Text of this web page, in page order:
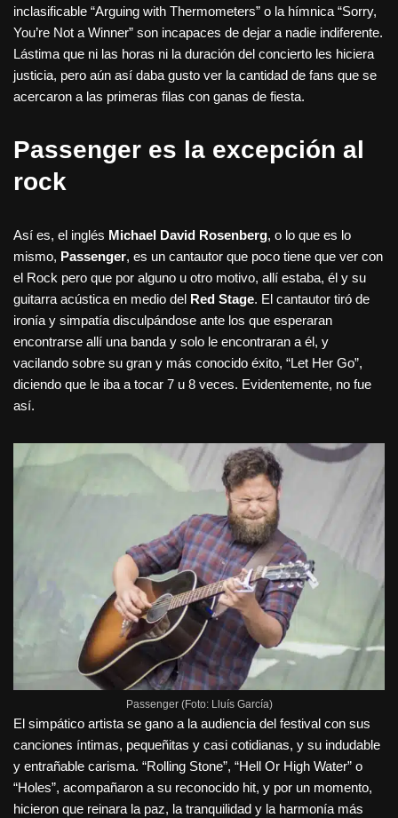
inclasificable “Arguing with Thermometers” o la hímnica “Sorry,
You’re Not a Winner” son incapaces de dejar a nadie indiferente.
Lástima que ni las horas ni la duración del concierto les hiciera
justicia, pero aún así daba gusto ver la cantidad de fans que se
acercaron a las primeras filas con ganas de fiesta.
Passenger es la excepción al
rock
Así es, el inglés Michael David Rosenberg, o lo que es lo
mismo, Passenger, es un cantautor que poco tiene que ver con
el Rock pero que por alguno u otro motivo, allí estaba, él y su
guitarra acústica en medio del Red Stage. El cantautor tiró de
ironía y simpatía disculpándose ante los que esperaran
encontrarse allí una banda y solo le encontraran a él, y
vacilando sobre su gran y más conocido éxito, “Let Her Go”,
diciendo que le iba a tocar 7 u 8 veces. Evidentemente, no fue
así.
Passenger (Foto: Lluís García)
El simpático artista se gano a la audiencia del festival con sus
canciones íntimas, pequeñitas y casi cotidianas, y su indudable
y entrañable carisma. “Rolling Stone”, “Hell Or High Water” o
“Holes”, acompañaron a su reconocido hit, y por un momento,
hicieron que reinara la paz, la tranquilidad y la harmonía más